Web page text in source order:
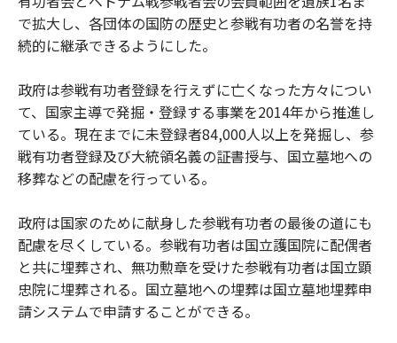
で拡大し、各団体の国防の歴史と参戦有功者の名誉を持
続的に継承できるようにした。
政府は参戦有功者登録を行えずに亡くなった方々につい
て、国家主導で発掘・登録する事業を2014年から推進し
ている。現在までに未登録者84,000人以上を発掘し、参
戦有功者登録及び大統領名義の証書授与、国立墓地への
移葬などの配慮を行っている。
政府は国家のために献身した参戦有功者の最後の道にも
配慮を尽くしている。参戦有功者は国立護国院に配偶者
と共に埋葬され、無功勲章を受けた参戦有功者は国立顕
忠院に埋葬される。国立墓地への埋葬は国立墓地埋葬申
請システムで申請することができる。